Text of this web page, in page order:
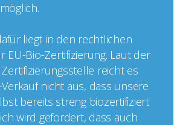
liegt in den rechtlichen
EU-Bio-Zertifizierung. Laut der
reicht es
nicht aus, dass unsere
bereits streng biozertifiziert
wird gefordert, dass auch